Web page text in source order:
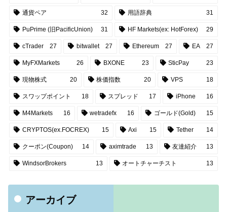
通貨ペア 32 用語辞典 31
PuPrime (旧PacificUnion) 31 HF Markets(ex: HotForex) 29
cTrader 27 bitwallet 27 Ethereum 27 EA 27
MyFXMarkets 26 BXONE 23 SticPay 23
現物株式 20 株価指数 20 VPS 18
スワップポイント 18 スプレッド 17 iPhone 16
M4Markets 16 wetradefx 16 ゴールド(Gold) 15
CRYPTOS(ex.FOCREX) 15 Axi 15 Tether 14
クーポン(Coupon) 14 aximtrade 13 友達紹介 13
WindsorBrokers 13 オートチャーチスト 13
アーカイブ